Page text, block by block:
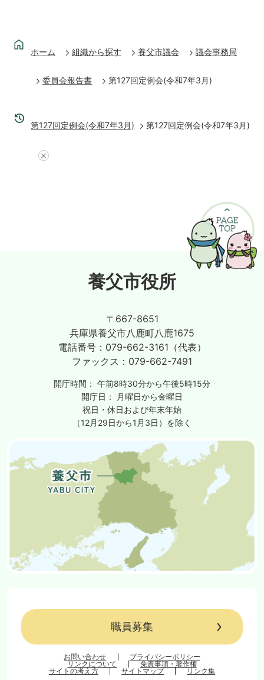
ホーム 組織から探す 養父市議会 議会事務局
委員会報告書 第127回定例会(令和7年3月)
第127回定例会(令和7年3月) 第127回定例会(令和7年3月)
養父市役所
〒667-8651
兵庫県養父市八鹿町八鹿1675
電話番号： 079-662-3161（代表）
ファックス： 079-662-7491
開庁時間： 午前8時30分から午後5時15分
開庁日：
月曜日から金曜日
祝日・休日および年末年始
（12月29日から1月3日）を除く
職員募集
お問い合わせ
プライバシーポリシー
リンクについて
免責事項・著作権
サイトの考え方
サイトマップ リンク集